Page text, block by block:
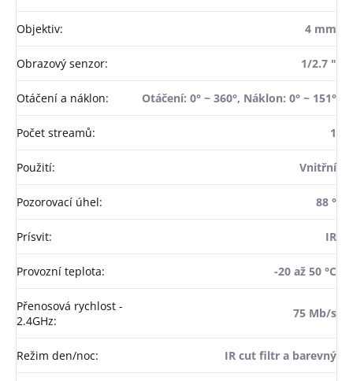
Objektiv: 4 mm
Obrazový senzor: 1/2.7 "
Otáčení a náklon: Otáčení: 0° ~ 360°, Náklon: 0° ~ 151°
Počet streamů: 1
Použití: Vnitřní
Pozorovací úhel: 88 °
Prísvit: IR
Provozní teplota: -20 až 50 °C
Přenosová rychlost -
2.4GHz:
75 Mb/s
Režim den/noc: IR cut filtr a barevný